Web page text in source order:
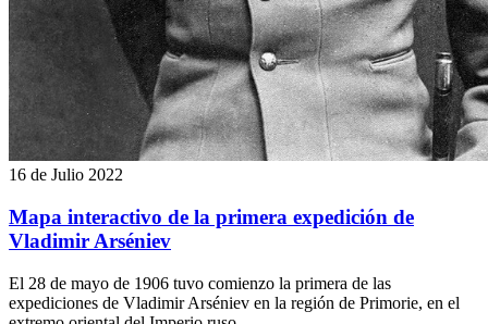
16 de Julio 2022
Mapa interactivo de la primera expedición de
Vladimir Arséniev
El 28 de mayo de 1906 tuvo comienzo la primera de las
expediciones de Vladimir Arséniev en la región de Primorie, en el